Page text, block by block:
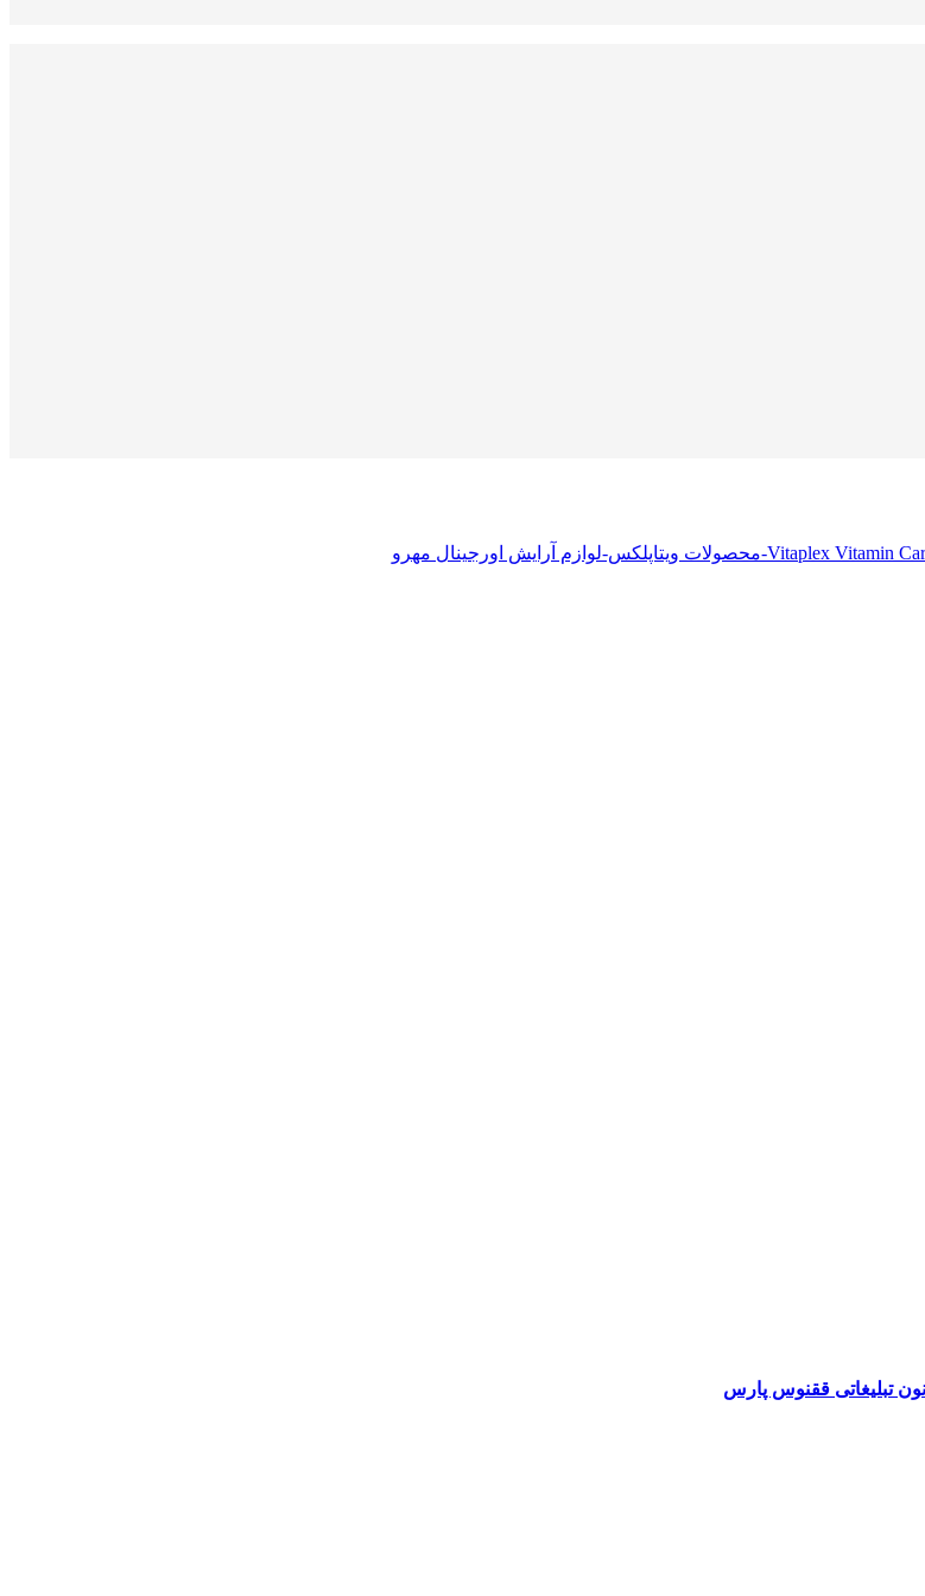
تبلیغاتی ققنوس پارس